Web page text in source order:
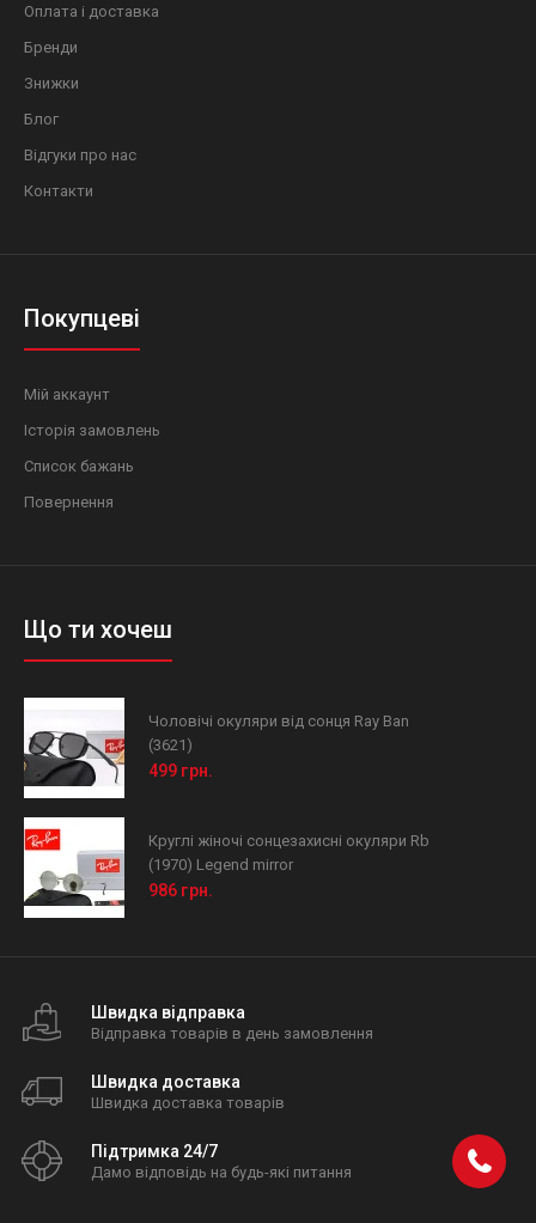
Оплата і доставка
Бренди
Знижки
Блог
Відгуки про нас
Контакти
Покупцеві
Мій аккаунт
Історія замовлень
Список бажань
Повернення
Що ти хочеш
Чоловічі окуляри від сонця Ray Ban
(3621)
499 грн.
Круглі жіночі сонцезахисні окуляри Rb
(1970) Legend mirror
986 грн.
Швидка відправка
Відправка товарів в день замовлення
Швидка доставка
Швидка доставка товарів
Підтримка 24/7
Дамо відповідь на будь-які питання